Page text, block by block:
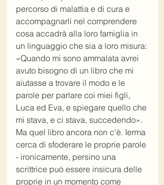
percorso di malattia e di cura e
accompagnarli nel comprendere
cosa accadrà alla loro famiglia in
un linguaggio che sia a loro misura:
«Quando mi sono ammalata avrei
avuto bisogno di un libro che mi
aiutasse a trovare il modo e le
parole per parlare coi miei figli,
Luca ed Eva, e spiegare quello che
mi stava, e ci stava, succedendo».
Ma quel libro ancora non c'è. Ierma
cerca di sfoderare le proprie parole
- ironicamente, persino una
scrittrice può essere insicura delle
proprie in un momento come